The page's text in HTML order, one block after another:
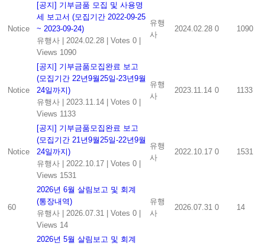
Notice
[공지] 기부금품 모집 및 사용명
세 보고서 (모집기간 2022-09-25
~ 2023-09-24)
유행사
2024.02.28 Votes 0
Views 1090
유행
사
2024.02.28 0 1090
Notice
[공지] 기부금품모집완료 보고
(모집기간 22년9월25일-23년9월
24일까지)
유행사
2023.11.14 Votes 0
Views 1133
유행
사
2023.11.14 0 1133
Notice
[공지] 기부금품모집완료 보고
(모집기간 21년9월25일-22년9월
24일까지)
유행사
2022.10.17 Votes 0
Views 1531
유행
사
2022.10.17 0 1531
60
2026년 6월 살림보고 및 회계
(통장내역)
유행사
2026.07.31 Votes 0
Views 14
유행
사
2026.07.31 0 14
2026년 5월 살림보고 및 회계